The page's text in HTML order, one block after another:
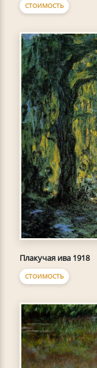
СТОИМОСТЬ
Плакучая ива 1918
СТОИМОСТЬ